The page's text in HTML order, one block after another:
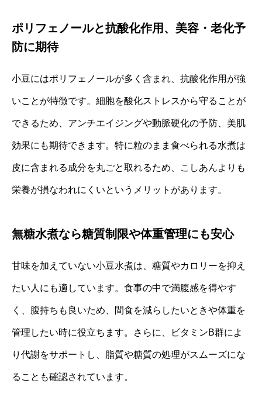
ポリフェノールと抗酸化作用、美容・老化予
防に期待
小豆にはポリフェノールが多く含まれ、抗酸化作用が強
いことが特徴です。細胞を酸化ストレスから守ることが
できるため、アンチエイジングや動脈硬化の予防、美肌
効果にも期待できます。特に粒のまま食べられる水煮は
皮に含まれる成分を丸ごと取れるため、こしあんよりも
栄養が損なわれにくいというメリットがあります。
無糖水煮なら糖質制限や体重管理にも安心
甘味を加えていない小豆水煮は、糖質やカロリーを抑え
たい人にも適しています。食事の中で満腹感を得やす
く、腹持ちも良いため、間食を減らしたいときや体重を
管理したい時に役立ちます。さらに、ビタミンB群によ
り代謝をサポートし、脂質や糖質の処理がスムーズにな
ることも確認されています。